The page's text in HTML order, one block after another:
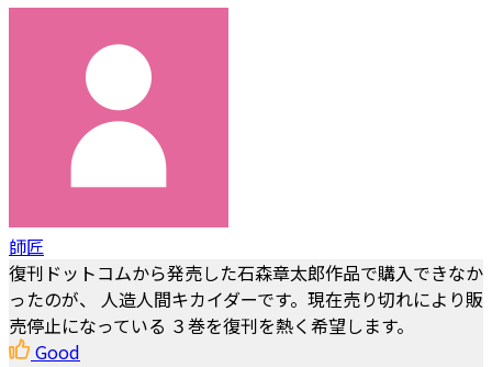
師匠
復刊ドットコムから発売した石森章太郎作品で購入できなか
ったのが、 人造人間キカイダーです。現在売り切れにより販
売停止になっている ３巻を復刊を熱く希望します。
Good